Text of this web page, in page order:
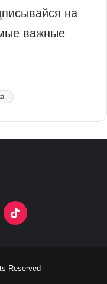
на
важные
TikTok
Reserved